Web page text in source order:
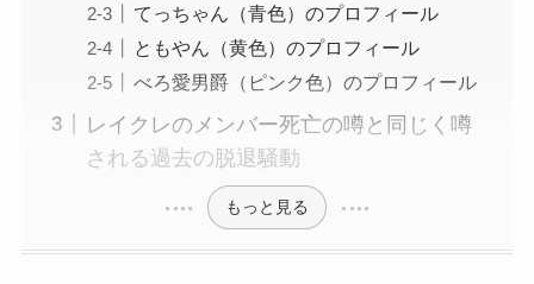
てっちゃん（青色）のプロフィール
ともやん（黄色）のプロフィール
べろ愛男爵（ピンク色）のプロフィール
レイクレのメンバー死亡の噂と同じく噂
される過去の脱退騒動
もっと見る